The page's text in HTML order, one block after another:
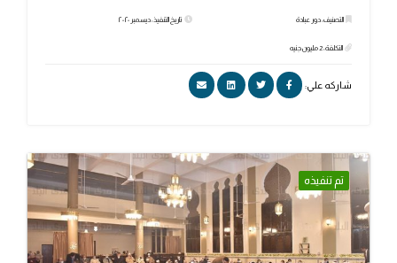
التصنيف: دور عبادة
التكلفة: 2 مليون جنيه
تاريخ التنفيذ: ديسمبر ٢٠٢٠
شاركه علي:
تم تنفيذه